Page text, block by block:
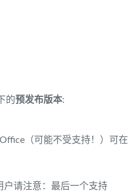
的预发布版本:
（可能不受支持！）可在
户请注意：最后一个支持